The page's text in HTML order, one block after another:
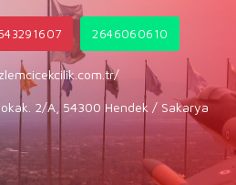
2646060610
2/A, 54300 Hendek / Sakarya